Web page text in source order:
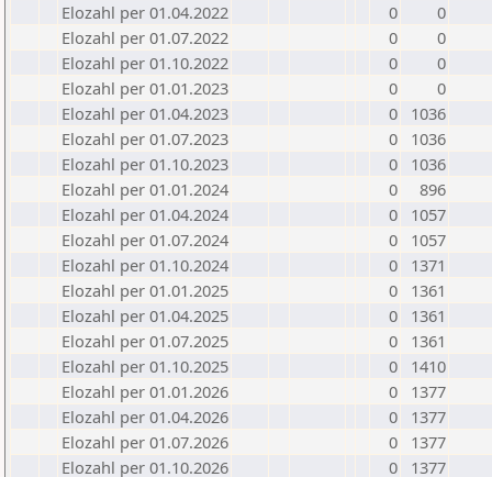
Elozahl per 01.04.2022
0
0
Elozahl per 01.07.2022
0
0
Elozahl per 01.10.2022
0
0
Elozahl per 01.01.2023
0
0
Elozahl per 01.04.2023
0
1036
Elozahl per 01.07.2023
0
1036
Elozahl per 01.10.2023
0
1036
Elozahl per 01.01.2024
0
896
Elozahl per 01.04.2024
0
1057
Elozahl per 01.07.2024
0
1057
Elozahl per 01.10.2024
0
1371
Elozahl per 01.01.2025
0
1361
Elozahl per 01.04.2025
0
1361
Elozahl per 01.07.2025
0
1361
Elozahl per 01.10.2025
0
1410
Elozahl per 01.01.2026
0
1377
Elozahl per 01.04.2026
0
1377
Elozahl per 01.07.2026
0
1377
Elozahl per 01.10.2026
0 1377